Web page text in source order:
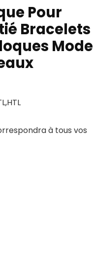
Pour
Bracelets
Mode
à tous vos